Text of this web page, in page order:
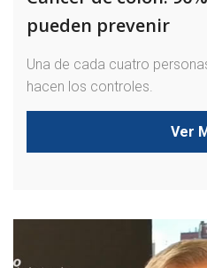
pueden prevenir
Una de cada cuatro
hacen los controles.
Ver